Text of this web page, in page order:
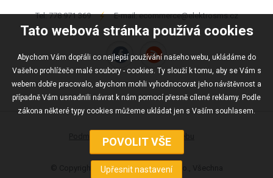
Tato webová stránka používá cookies
Abychom Vám dopřáli co nejlepší používání našeho webu, ukládáme do
Vašeho prohlížeče malé soubory - cookies. Ty slouží k tomu, aby se Vám s
webem dobře pracovalo, abychom mohli vyhodnocovat jeho návštěvnost a
případně Vám usnadnili návrat k nám pomocí přesně cílené reklamy. Podle
zákona některé typy cookies můžeme ukládat jen s Vaším souhlasem.
Tel:778 971 369 - E-mail:ecommerce@elektrosms.cz
Podmínky užívání Mapa webu
© Copyright ELEKTRO S.M.S., spol s r.o., Všechna